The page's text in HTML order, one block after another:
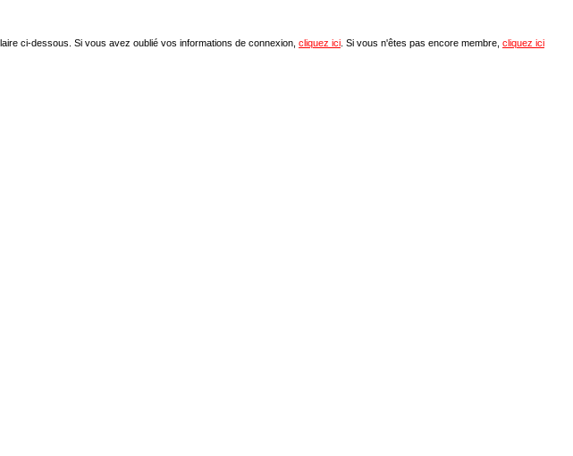
ci-dessous. Si vous avez oublié vos informations de connexion, cliquez ici . Si vous n'êtes pas encore membre, cliquez ici